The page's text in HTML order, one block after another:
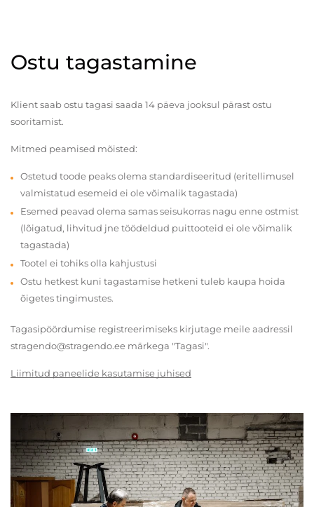
Ostu tagastamine
Klient saab ostu tagasi saada 14 päeva jooksul pärast ostu
sooritamist.
Mitmed peamised mõisted:
Ostetud toode peaks olema standardiseeritud (eritellimusel
valmistatud esemeid ei ole võimalik tagastada)
Esemed peavad olema samas seisukorras nagu enne ostmist
(lõigatud, lihvitud jne töödeldud puittooteid ei ole võimalik
tagastada)
Tootel ei tohiks olla kahjustusi
Ostu hetkest kuni tagastamise hetkeni tuleb kaupa hoida
õigetes tingimustes.
Tagasipöördumise registreerimiseks kirjutage meile aadressil
stragendo@stragendo.ee märkega "Tagasi".
Liimitud paneelide kasutamise juhised